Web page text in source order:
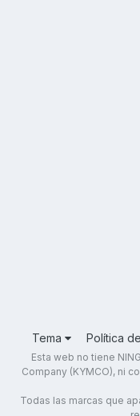
Tema Política
Esta web no tiene
Company (KYMCO), ni
Todas las marcas que